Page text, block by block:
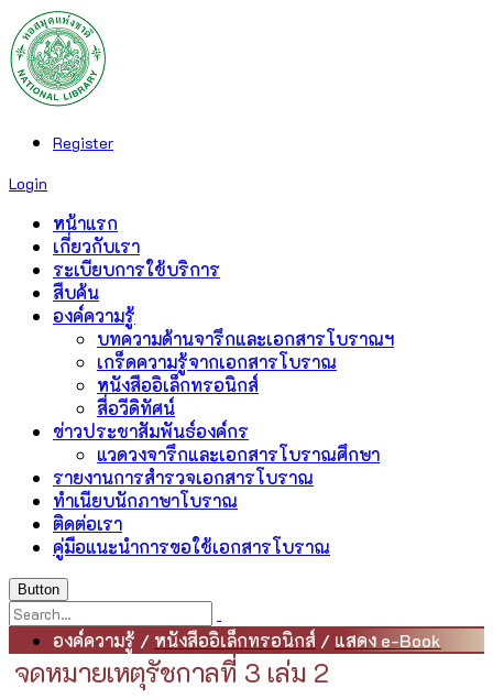
Register
Login
หน้าแรก
เกี่ยวกับเรา
ระเบียบการใช้บริการ
สืบค้น
องค์ความรู้
บทความด้านจารึกและเอกสารโบราณฯ
เกร็ดความรู้จากเอกสารโบราณ
หนังสืออิเล็กทรอนิกส์
สื่อวีดิทัศน์
ข่าวประชาสัมพันธ์องค์กร
แวดวงจารึกและเอกสารโบราณศึกษา
รายงานการสำรวจเอกสารโบราณ
ทำเนียบนักภาษาโบราณ
ติดต่อเรา
คู่มือแนะนำการขอใช้เอกสารโบราณ
Button
องค์ความรู้ / หนังสืออิเล็กทรอนิกส์ / แสดง e-Book
จดหมายเหตุรัชกาลที่ 3 เล่ม 2